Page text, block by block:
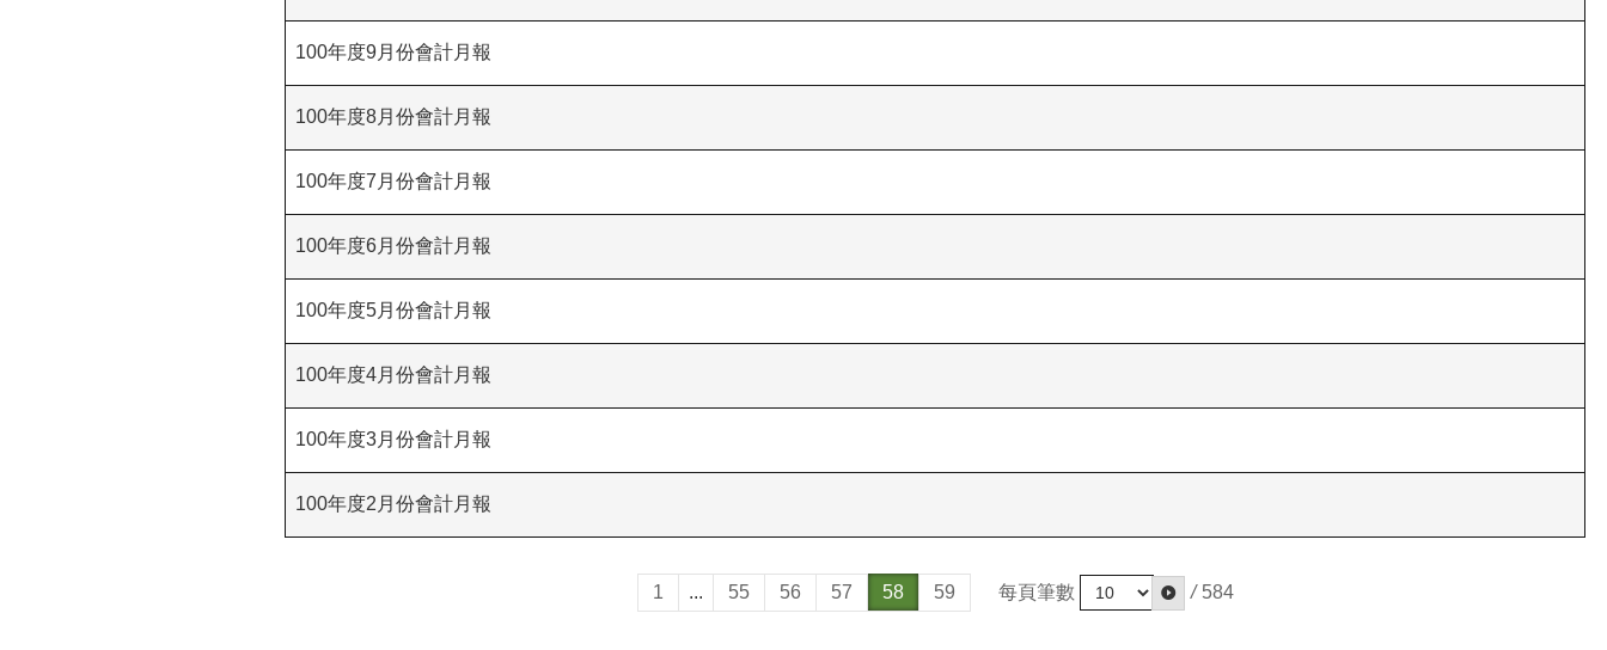
100年度9月份會計月報
100年度8月份會計月報
100年度7月份會計月報
100年度6月份會計月報
100年度5月份會計月報
100年度4月份會計月報
100年度3月份會計月報
100年度2月份會計月報
1 ... 55 56 57 58 59 每頁筆數 / 584